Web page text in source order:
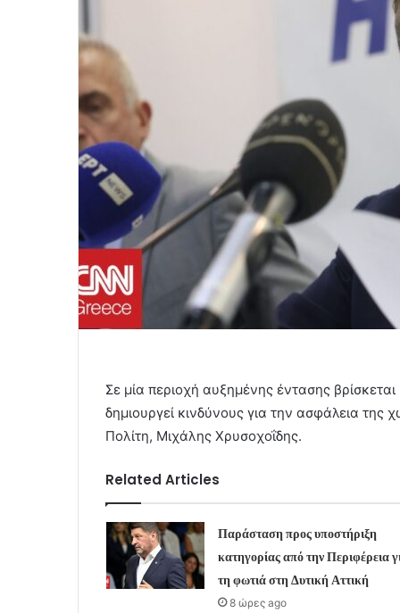
Σε μία περιοχή αυξημένης έντασης
δημιουργεί κινδύνους για την ασφάλεια
Πολίτη, Μιχάλης Χρυσοχοΐδης.
Related Articles
Παράσταση προς υποστήριξη
κατηγορίας από την Περιφέρεια
τη φωτιά στη Δυτική Αττική
8 ώρες ago